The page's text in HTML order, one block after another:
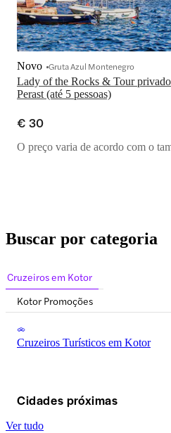
Lady of the Rocks & Tour
Perast (até 5 pessoas)
Novo Gruta Azul Montenegro
€ 30
O preço varia de acordo com o
Buscar por categoria
Cruzeiros em Kotor
Kotor Promoções
Cruzeiros Turísticos em Kotor
Cidades próximas
Ver tudo